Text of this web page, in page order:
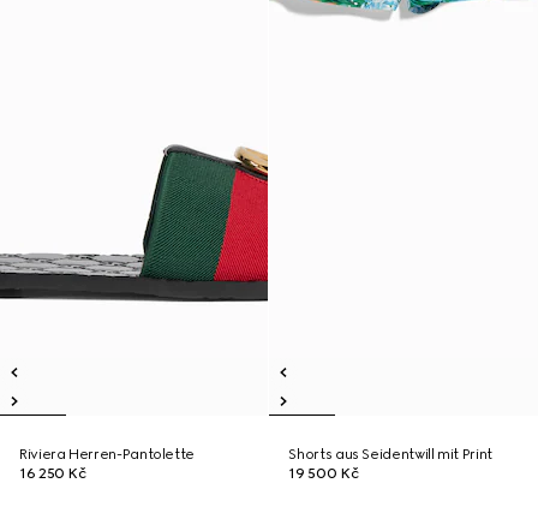
Riviera Herren-Pantolette
16 250 Kč
Shorts aus Seidentwill mit Print
19 500 Kč